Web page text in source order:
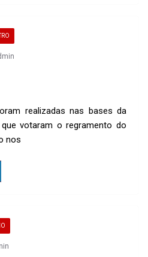
realizadas nas bases da
votaram o regramento do
nos